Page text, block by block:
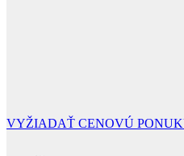
VYŽIADAŤ CENOVÚ